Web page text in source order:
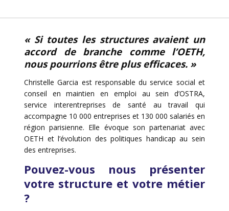
« Si toutes les structures avaient un
accord de branche comme l’OETH,
nous pourrions être plus efficaces. »
Christelle Garcia est responsable du service social et
conseil en maintien en emploi au sein d’OSTRA,
service interentreprises de santé au travail qui
accompagne 10 000 entreprises et 130 000 salariés en
région parisienne. Elle évoque son partenariat avec
OETH et l’évolution des politiques handicap au sein
des entreprises.
Pouvez-vous nous présenter
votre structure et votre métier
?